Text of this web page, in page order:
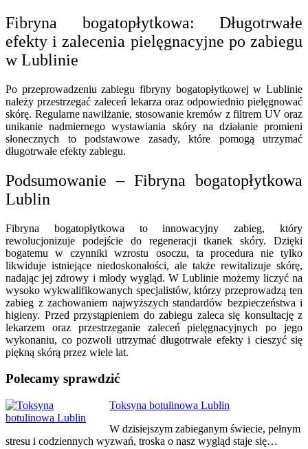
Fibryna bogatopłytkowa: Długotrwałe
efekty i zalecenia pielęgnacyjne po zabiegu
w Lublinie
Po przeprowadzeniu zabiegu fibryny bogatopłytkowej w Lublinie
należy przestrzegać zaleceń lekarza oraz odpowiednio pielęgnować
skórę. Regularne nawilżanie, stosowanie kremów z filtrem UV oraz
unikanie nadmiernego wystawiania skóry na działanie promieni
słonecznych to podstawowe zasady, które pomogą utrzymać
długotrwałe efekty zabiegu.
Podsumowanie – Fibryna bogatopłytkowa
Lublin
Fibryna bogatopłytkowa to innowacyjny zabieg, który
rewolucjonizuje podejście do regeneracji tkanek skóry. Dzięki
bogatemu w czynniki wzrostu osoczu, ta procedura nie tylko
likwiduje istniejące niedoskonałości, ale także rewitalizuje skórę,
nadając jej zdrowy i młody wygląd. W Lublinie możemy liczyć na
wysoko wykwalifikowanych specjalistów, którzy przeprowadzą ten
zabieg z zachowaniem najwyższych standardów bezpieczeństwa i
higieny. Przed przystąpieniem do zabiegu zaleca się konsultację z
lekarzem oraz przestrzeganie zaleceń pielęgnacyjnych po jego
wykonaniu, co pozwoli utrzymać długotrwałe efekty i cieszyć się
piękną skórą przez wiele lat.
Polecamy sprawdzić
Toksyna botulinowa Lublin
W dzisiejszym zabieganym świecie, pełnym
stresu i codziennych wyzwań, troska o nasz wygląd staje się…
Nawigacja
wpisu